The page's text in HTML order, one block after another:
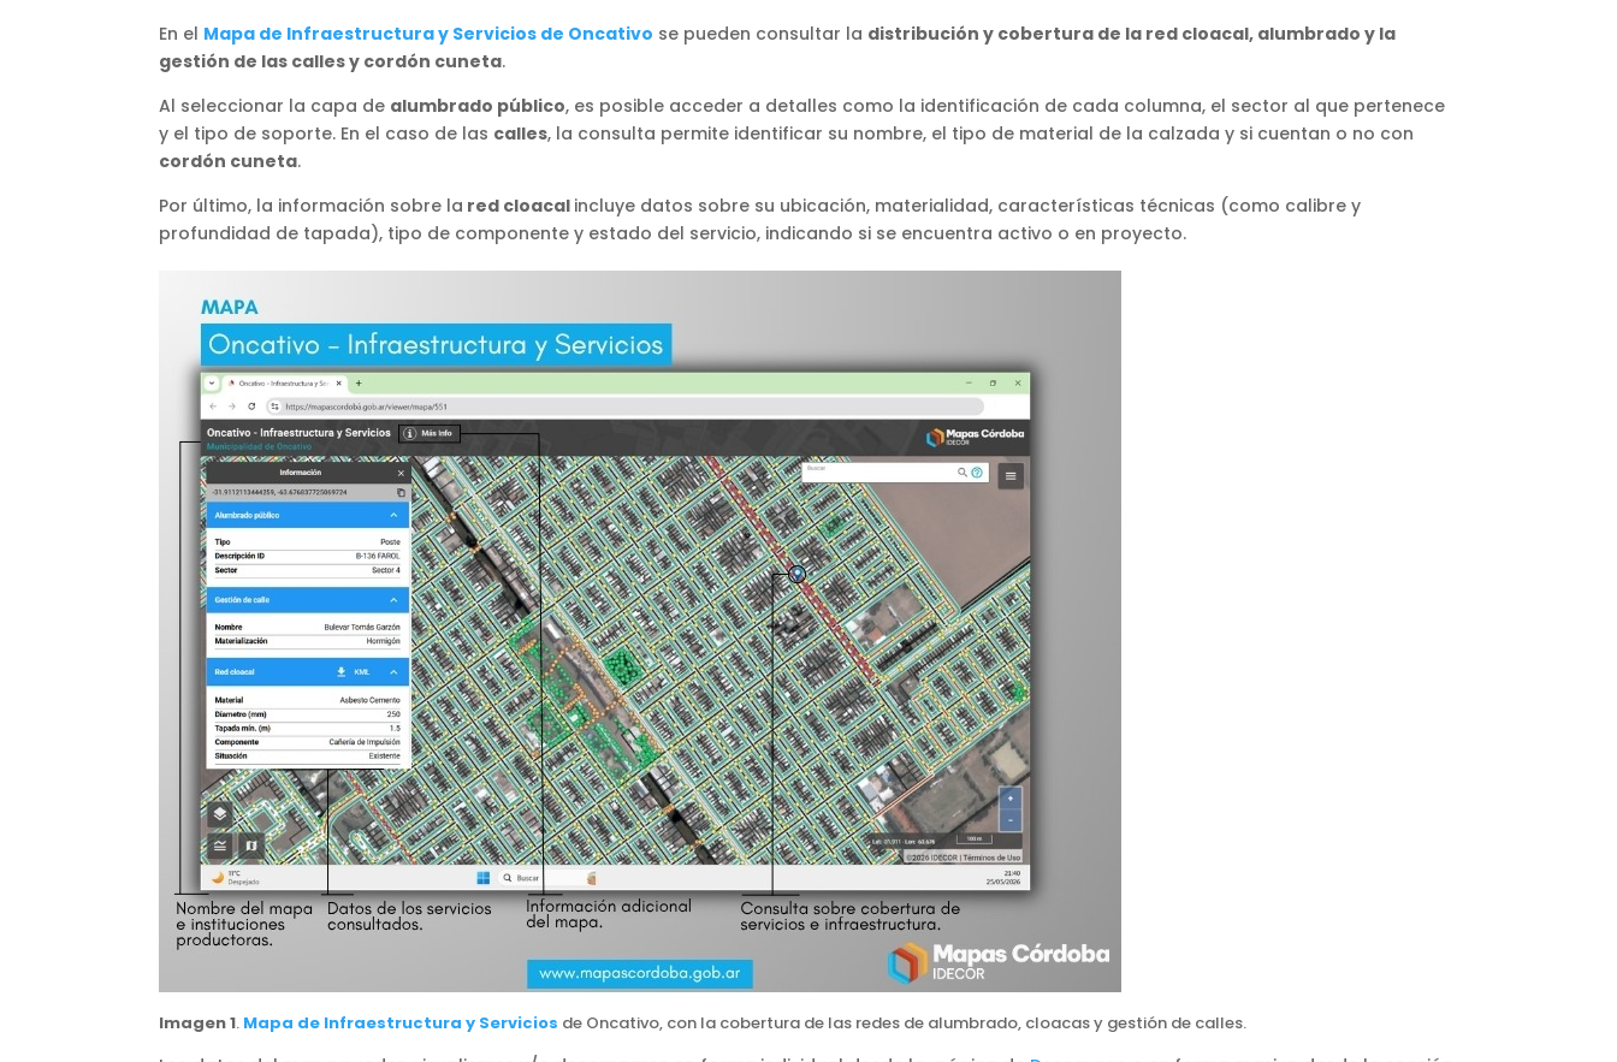
En el Mapa de Infraestructura y Servicios de Oncativo se pueden consultar la distribución y cobertura de la red cloacal, alumbrado y la
gestión de las calles y cordón cuneta.
Al seleccionar la capa de alumbrado público, es posible acceder a detalles como la identificación de cada columna, el sector al que pertenece
y el tipo de soporte. En el caso de las calles, la consulta permite identificar su nombre, el tipo de material de la calzada y si cuentan o no con
cordón cuneta.
Por último, la información sobre la red cloacal incluye datos sobre su ubicación, materialidad, características técnicas (como calibre y
profundidad de tapada), tipo de componente y estado del servicio, indicando si se encuentra activo o en proyecto.
Imagen 1. Mapa de Infraestructura y Servicios de Oncativo, con la cobertura de las redes de alumbrado, cloacas y gestión de calles.